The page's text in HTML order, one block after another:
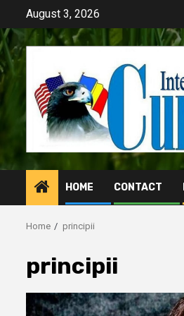
content
August 3, 2026
HOME CONTACT
Home principii
principii